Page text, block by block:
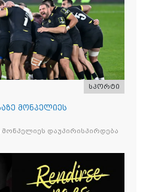
სპორტი
მონპელიეს
დაუპირისპირდება